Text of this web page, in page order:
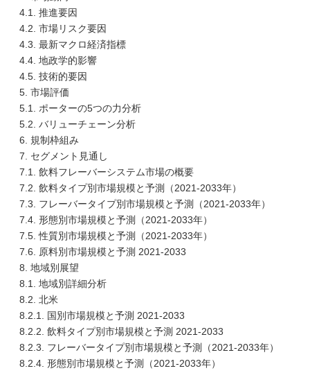
4.1. 推進要因
4.2. 市場リスク要因
4.3. 最新マクロ経済指標
4.4. 地政学的影響
4.5. 技術的要因
5. 市場評価
5.1. ポーターの5つの力分析
5.2. バリューチェーン分析
6. 規制枠組み
7. セグメント見通し
7.1. 飲料フレーバーシステム市場の概要
7.2. 飲料タイプ別市場規模と予測（2021-2033年）
7.3. フレーバータイプ別市場規模と予測（2021-2033年）
7.4. 形態別市場規模と予測（2021-2033年）
7.5. 性質別市場規模と予測（2021-2033年）
7.6. 原料別市場規模と予測 2021-2033
8. 地域別展望
8.1. 地域別詳細分析
8.2. 北米
8.2.1. 国別市場規模と予測 2021-2033
8.2.2. 飲料タイプ別市場規模と予測 2021-2033
8.2.3. フレーバータイプ別市場規模と予測（2021-2033年）
8.2.4. 形態別市場規模と予測（2021-2033年）